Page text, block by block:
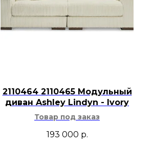
древесину.
Ширина посадочной
Глубина сиденья: 584 мм.
мм.
Высота ножек дивана:
Сборка не требуется.
Трехместный диван Ashley
2110464 2110465 Модульный
диван Ashley Lindyn - Ivory
Товар под заказ
193 000 р.